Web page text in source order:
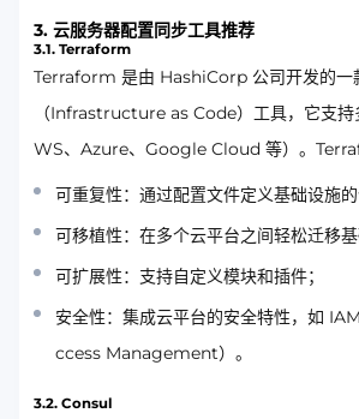
3. 云服务器配置同步工具推荐
3.1. Terraform
Terraform 是由 HashiCorp 公司开发的一
（Infrastructure as Code）工具，它支持
WS、Azure、Google Cloud 等）。
可重复性：通过配置文件定义基础设施的
可移植性：在多个云平台之间轻松迁移基
可扩展性：支持自定义模块和插件；
安全性：集成云平台的安全特性，如
ccess Management）。
3.2. Consul